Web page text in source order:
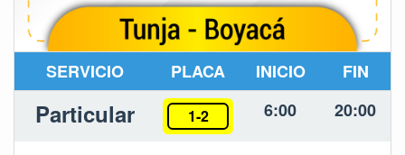
SERVICIO PLACA INICIO FIN
Particular 1-2 6:00 20:00